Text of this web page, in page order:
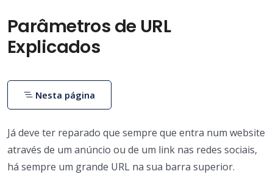
Parâmetros de URL
Explicados
Já deve ter reparado que sempre que entra num website
através de um anúncio ou de um link nas redes sociais,
há sempre um grande URL na sua barra superior.
Nesta página